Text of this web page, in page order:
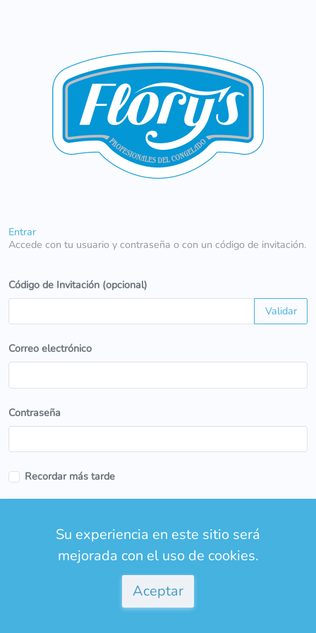
Entrar
Accede con tu usuario y contraseña o con un código de invitación.
Código de Invitación (opcional)
Validar
Correo electrónico
Contraseña
Recordar más tarde
¿Olvidaste tu contraseña?
Su experiencia en este sitio será
mejorada con el uso de cookies.
Aceptar